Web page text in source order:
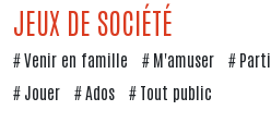
JEUX DE SOCIÉTÉ
Venir en famille M'amuser
Jouer
Ados Tout public